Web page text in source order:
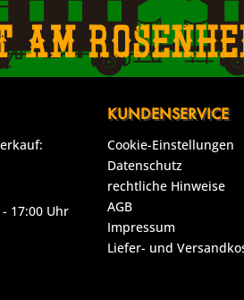
am
17:00 Uhr
KUNDENSERVICE
Cookie-Einstellungen
Datenschutz
rechtliche Hinweise
AGB
Impressum
Liefer- und